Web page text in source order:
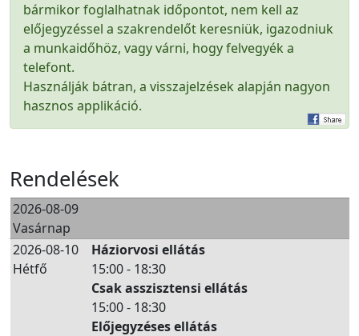
bármikor foglalhatnak időpontot, nem kell az
előjegyzéssel a szakrendelőt keresniük, igazodniuk
a munkaidőhöz, vagy várni, hogy felvegyék a
telefont.
Használják bátran, a visszajelzések alapján nagyon
hasznos applikáció.
Rendelések
2026-08-09
Vasárnap
2026-08-10
Hétfő
Háziorvosi ellátás
15:00 - 18:30
Csak asszisztensi ellátás
15:00 - 18:30
Előjegyzéses ellátás